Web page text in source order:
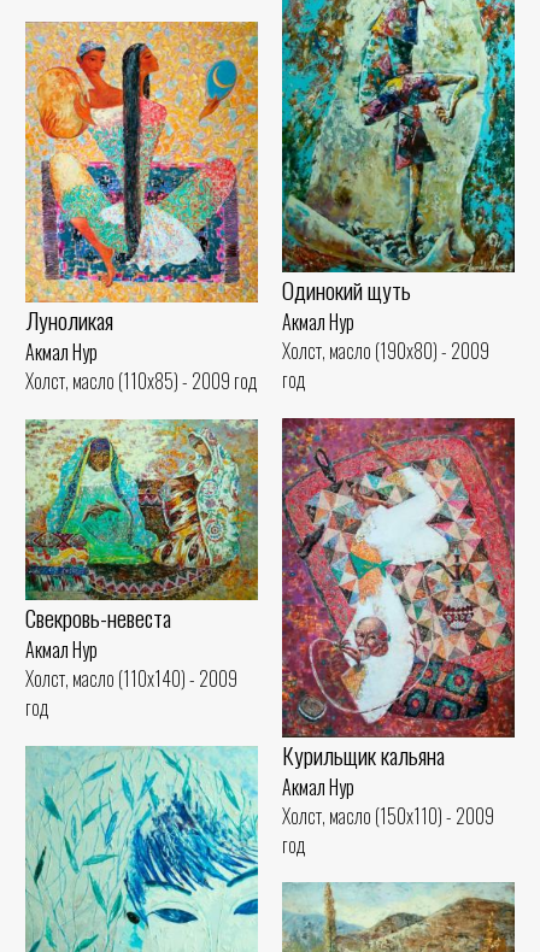
Одинокий щуть
Акмал Нур
Холст, масло (190x80) - 2009
год
Луноликая
Акмал Нур
Холст, масло (110x85) - 2009 год
Курильщик кальяна
Акмал Нур
Холст, масло (150x110) - 2009
год
Свекровь-невеста
Акмал Нур
Холст, масло (110x140) - 2009
год